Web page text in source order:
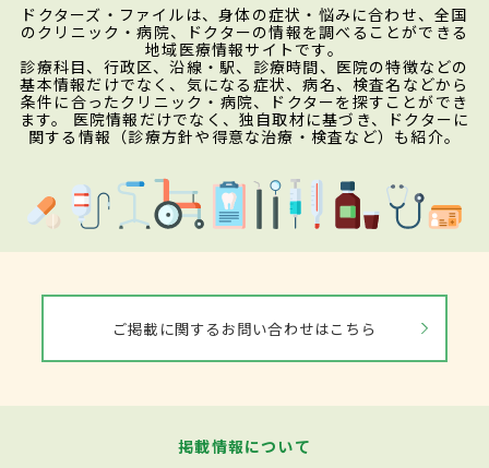
ドクターズ・ファイルは、身体の症状・悩みに合わせ、全国
のクリニック・病院、ドクターの情報を調べることができる
地域医療情報サイトです。
診療科目、行政区、沿線・駅、診療時間、医院の特徴などの
基本情報だけでなく、気になる症状、病名、検査名などから
条件に合ったクリニック・病院、ドクターを探すことができ
ます。 医院情報だけでなく、独自取材に基づき、ドクターに
関する情報（診療方針や得意な治療・検査など）も紹介。
ご掲載に関するお問い合わせはこちら
掲載情報について